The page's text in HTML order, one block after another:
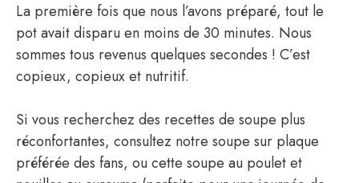
La première fois que nous l’avons préparé, tout le
pot avait disparu en moins de 30 minutes. Nous
sommes tous revenus quelques secondes ! C’est
copieux, copieux et nutritif.
Si vous recherchez des recettes de soupe plus
réconfortantes, consultez notre soupe sur plaque
préférée des fans, ou cette soupe au poulet et